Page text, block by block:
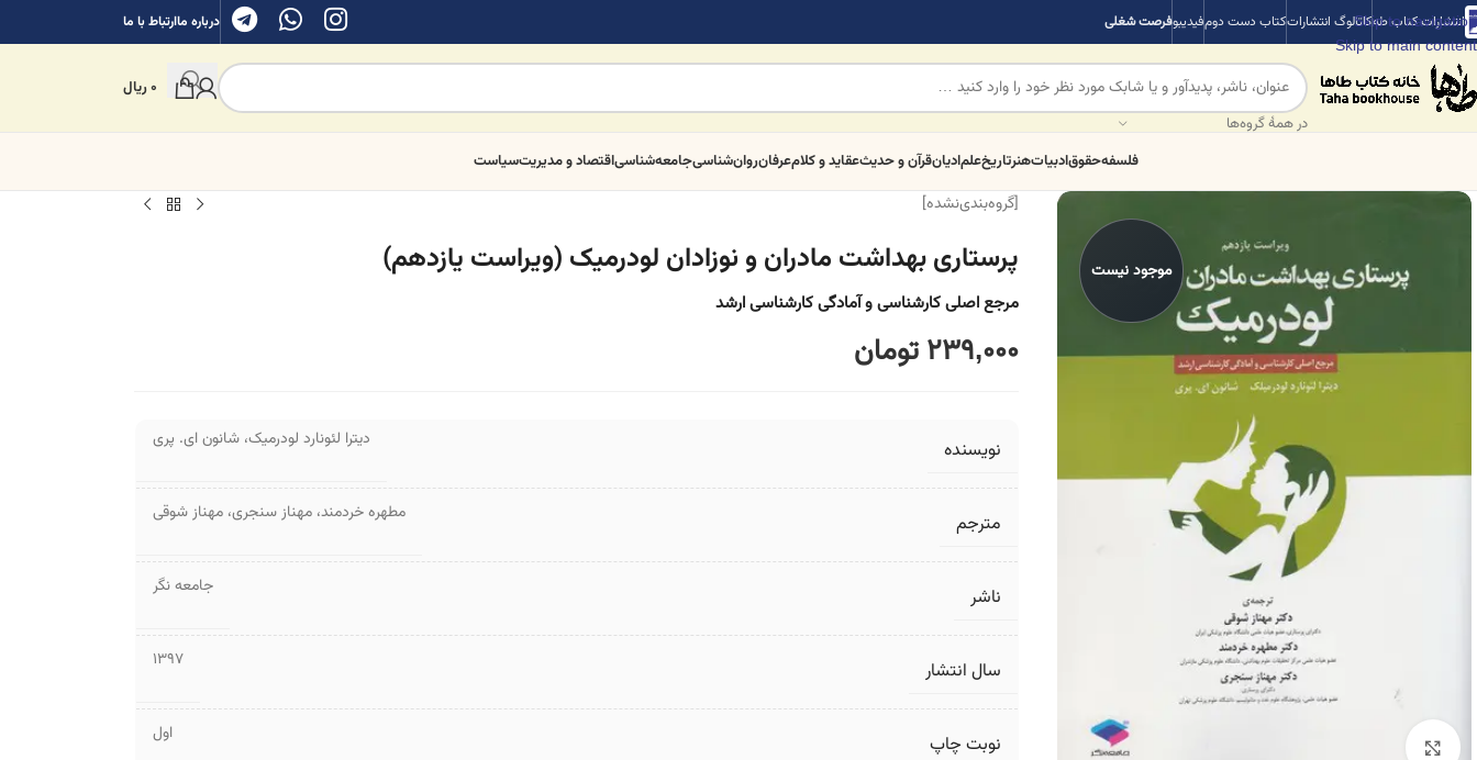
Skip to navigation
Skip to main content
انتشارات کتاب طهکاتالوگ انتشاراتکتاب دست دومفیدیبوفرصت شغلی درباره ماارتباط با ما
در همهٔ گروه‌ها
0ریال
فلسفهحقوقادبیاتهنرتاریخعلمادیانقرآن و حدیثعقاید و کلامعرفانروان‌شناسیجامعه‌شناسیاقتصاد و مدیریتسیاست
موجود نیست
[گروه‌بندی‌نشده]
پرستاری بهداشت مادران و نوزادان لودرمیک (ویراست یازدهم)
مرجع اصلی کارشناسی و آمادگی کارشناسی ارشد
239,000 تومان
نویسنده دیترا لئونارد لودرمیک،شانون ای. پری
مترجم مطهره خردمند،مهناز سنجری،مهناز شوقی
ناشر جامعه نگر
سال انتشار 1397
نوبت چاپ اول